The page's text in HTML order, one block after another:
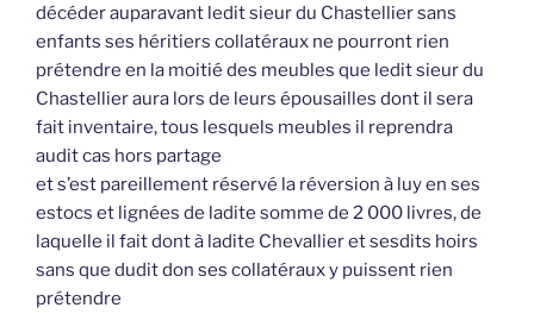
décéder auparavant ledit sieur du Chastellier sans
enfants ses héritiers collatéraux ne pourront rien
prétendre en la moitié des meubles que ledit sieur du
Chastellier aura lors de leurs épousailles dont il sera
fait inventaire, tous lesquels meubles il reprendra
audit cas hors partage
et s’est pareillement réservé la réversion à luy en ses
estocs et lignées de ladite somme de 2 000 livres, de
laquelle il fait dont à ladite Chevallier et sesdits hoirs
sans que dudit don ses collatéraux y puissent rien
prétendre